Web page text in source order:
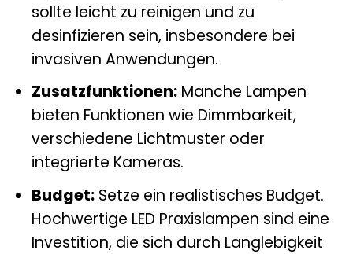
sollte leicht zu reinigen und zu
desinfizieren sein, insbesondere bei
invasiven Anwendungen.
Zusatzfunktionen:Manche Lampen
bieten Funktionen wie Dimmbarkeit,
verschiedene Lichtmuster oder
integrierte Kameras.
Budget:Setze ein realistisches Budget.
Hochwertige LED Praxislampen sind eine
Investition, die sich durch Langlebigkeit